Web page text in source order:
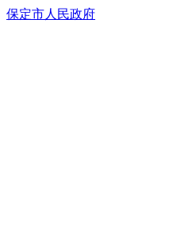
保定市人民政府